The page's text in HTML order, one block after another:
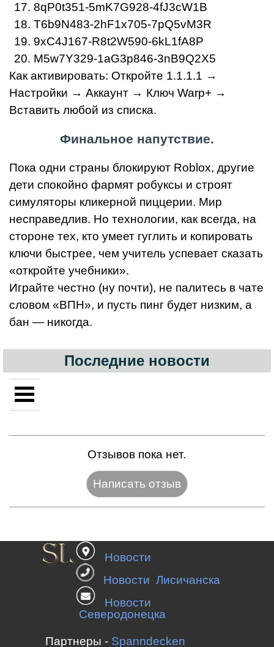
8qP0t351-5mK7G928-4fJ3cW1B
T6b9N483-2hF1x705-7pQ5vM3R
9xC4J167-R8t2W590-6kL1fA8P
M5w7Y329-1aG3p846-3nB9Q2X5
Как активировать: Откройте 1.1.1.1 →
Настройки → Аккаунт → Ключ Warp+ →
Вставить любой из списка.
Финальное напутствие.
Пока одни страны блокируют Roblox, другие
дети спокойно фармят робуксы и строят
симуляторы кликерной пиццерии. Мир
несправедлив. Но технологии, как всегда, на
стороне тех, кто умеет гуглить и копировать
ключи быстрее, чем учитель успевает сказать
«откройте учебники».
Играйте честно (ну почти), не палитесь в чате
словом «ВПН», и пусть пинг будет низким, а
бан — никогда.
Последние новости
Отзывов пока нет.
Новости
Новости Лисичанска
Новости
Северодонецка
Партнеры - Spanndecken